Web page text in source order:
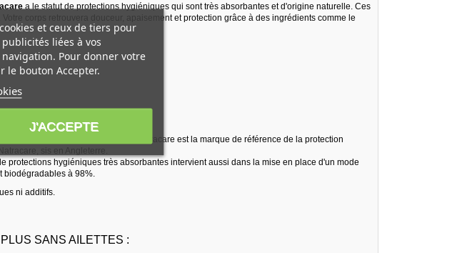
a le statut de protections hygiéniques qui sont très absorbantes et d'origine naturelle. Ces
corps retrouvera douceur, apaisement et protection grâce à des ingrédients comme le
et ceci avec efficacité. Natracare est la marque de référence de la protection
sis en Angleterre.
protections hygiéniques très absorbantes intervient aussi dans la mise en place d'un mode
biodégradables à 98%.
ni additifs.
SANS AILETTES :
et ceux de tiers pour
liées à vos
Pour donner votre
le bouton Accepter.
J'ACCEPTE